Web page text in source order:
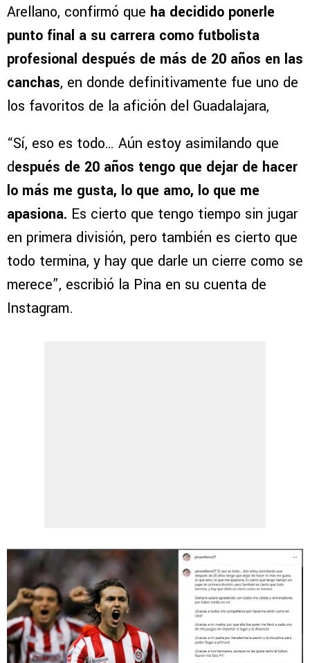
Arellano, confirmó que ha decidido ponerle
punto final a su carrera como futbolista
profesional después de más de 20 años en las
canchas, en donde definitivamente fue uno de
los favoritos de la afición del Guadalajara,
“Sí, eso es todo… Aún estoy asimilando que
después de 20 años tengo que dejar de hacer
lo más me gusta, lo que amo, lo que me
apasiona. Es cierto que tengo tiempo sin jugar
en primera división, pero también es cierto que
todo termina, y hay que darle un cierre como se
merece”, escribió la Pina en su cuenta de
Instagram.